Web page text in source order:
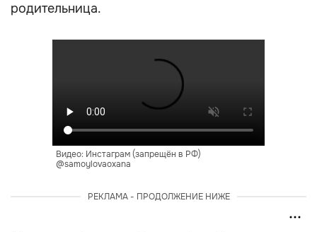
родительница.
Видео: Инстаграм (запрещён в РФ)
@samoylovaoxana
РЕКЛАМА - ПРОДОЛЖЕНИЕ НИЖЕ